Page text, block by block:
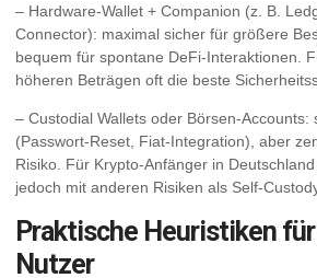
– Hardware-Wallet + Companion (z. B.
Connector): maximal sicher für größere
bequem für spontane DeFi-Interaktionen.
höheren Beträgen oft die beste
– Custodial Wallets oder Börsen-Accounts:
(Passwort-Reset, Fiat-Integration), aber
Risiko. Für Krypto-Anfänger in
jedoch mit anderen Risiken als Self-
Praktische Heuristiken
Nutzer